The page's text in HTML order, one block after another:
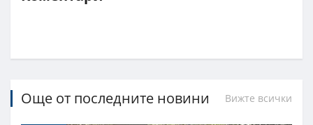
Още от последните новини Вижте всички